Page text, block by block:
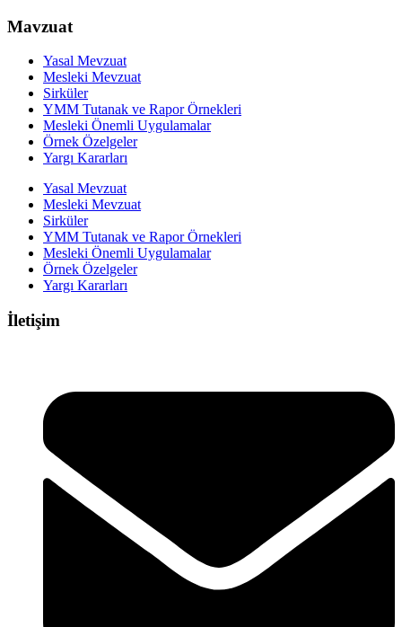
Mavzuat
Yasal Mevzuat
Mesleki Mevzuat
Sirküler
YMM Tutanak ve Rapor Örnekleri
Mesleki Önemli Uygulamalar
Örnek Özelgeler
Yargı Kararları
Yasal Mevzuat
Mesleki Mevzuat
Sirküler
YMM Tutanak ve Rapor Örnekleri
Mesleki Önemli Uygulamalar
Örnek Özelgeler
Yargı Kararları
İletişim